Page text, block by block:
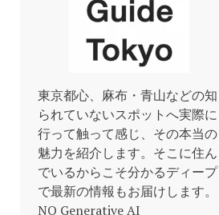
東京都心、麻布・青山などの知
られていないスポットへ実際に
行って触って感じ、その本当の
魅力を紹介します。そこに住ん
でいるからこそ分かるディープ
で最新の情報もお届けします。
NO Generative AI